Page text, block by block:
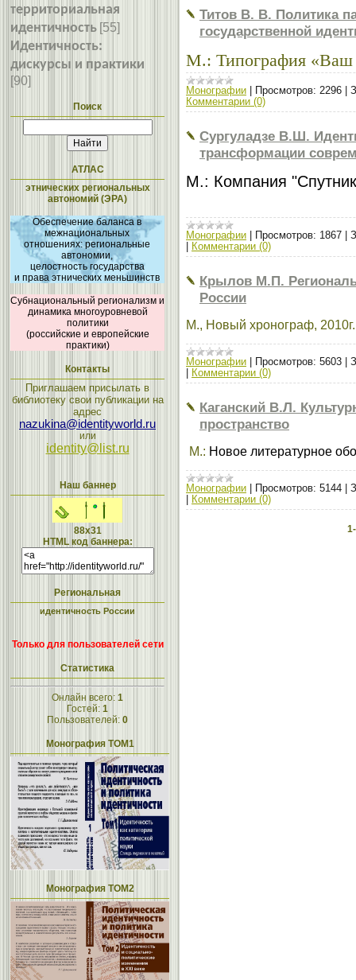
территориальная
идентичность [55]
Идентичность:
дискурсы и практики
[90]
Поиск
АТЛАС
этнических региональных
автономий (ЭРА)
Обеспечение баланса в
межнациональных
отношениях: региональные
автономии,
целостность государства
и права этнических меньшинств
Субнациональный регионализм и
динамика многоуровневой
политики
(российские и европейские
практики)
Контакты
Приглашаем присылать в
библиотеку свои публикации на
адрес
nazukina@identityworld.ru
или
identity@list.ru
Наш баннер
88x31
HTML код баннера:
Региональная
идентичность России
Только для пользователей сети
Статистика
Онлайн всего: 1
Гостей: 1
Пользователей: 0
Монография ТОМ1
Монография ТОМ2
Титов В. В. Политика
государственной
М.: Типография «Ваш
Монографии Просмотров: 2296
Комментарии (0)
Сургуладзе В.Ш.
трансформации
М.: Компания
Монографии Просмотров: 1867
Комментарии (0)
Крылов М.П.
России
М., Новый хронограф,
Монографии Просмотров: 5603
Комментарии (0)
Каганский В.Л.
пространство
М.: Новое литературное
Монографии Просмотров: 5144
Комментарии (0)